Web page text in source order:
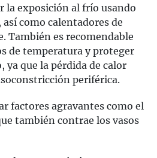
la exposición al frío usando
como calentadores de
También es recomendable
de temperatura y proteger
ya que la pérdida de calor
periférica.
factores agravantes como el
también contrae los vasos